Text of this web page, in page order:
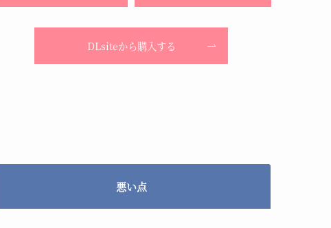
DLsiteから購入する
悪い点